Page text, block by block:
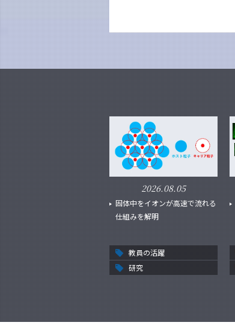
2026.08.05
固体中をイオンが高速で流れる
仕組みを解明
教員の活躍
研究